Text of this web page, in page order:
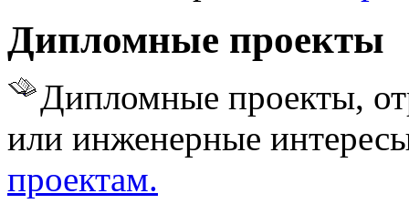
Дипломные проекты
Дипломные проекты,
или инженерные
проектам.